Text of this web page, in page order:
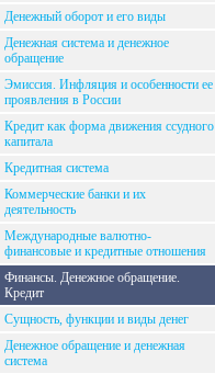
Денежный оборот и его виды
Денежная система и денежное
обращение
Эмиссия. Инфляция и особенности ее
проявления в России
Кредит как форма движения ссудного
капитала
Кредитная система
Коммерческие банки и их
деятельность
Международные валютно-
финансовые и кредитные отношения
Финансы. Денежное обращение.
Кредит
Сущность, функции и виды денег
Денежное обращение и денежная
система